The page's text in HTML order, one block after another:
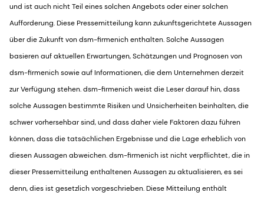
und ist auch nicht Teil eines solchen Angebots oder einer solchen
Aufforderung. Diese Pressemitteilung kann zukunftsgerichtete Aussagen
über die Zukunft von dsm-firmenich enthalten. Solche Aussagen
basieren auf aktuellen Erwartungen, Schätzungen und Prognosen von
dsm-firmenich sowie auf Informationen, die dem Unternehmen derzeit
zur Verfügung stehen. dsm-firmenich weist die Leser darauf hin, dass
solche Aussagen bestimmte Risiken und Unsicherheiten beinhalten, die
schwer vorhersehbar sind, und dass daher viele Faktoren dazu führen
können, dass die tatsächlichen Ergebnisse und die Lage erheblich von
diesen Aussagen abweichen. dsm-firmenich ist nicht verpflichtet, die in
dieser Pressemitteilung enthaltenen Aussagen zu aktualisieren, es sei
denn, dies ist gesetzlich vorgeschrieben. Diese Mitteilung enthält